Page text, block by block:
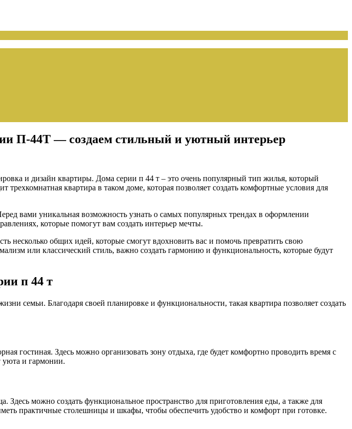
П-44Т — создаем стильный и уютный интерьер
и дизайн квартиры. Дома серии п 44 т – это очень популярный тип жилья, который
квартира в таком доме, которая позволяет создать комфортные условия для
вами уникальная возможность узнать о самых популярных трендах в оформлении
которые помогут вам создать интерьер мечты.
несколько общих идей, которые смогут вдохновить вас и помочь превратить свою
или классический стиль, важно создать гармонию и функциональность, которые будут
п 44 т
семьи. Благодаря своей планировке и функциональности, такая квартира позволяет создать
гостиная. Здесь можно организовать зону отдыха, где будет комфортно проводить время с
уюта и гармонии.
Здесь можно создать функциональное пространство для приготовления еды, а также для
практичные столешницы и шкафы, чтобы обеспечить удобство и комфорт при готовке.